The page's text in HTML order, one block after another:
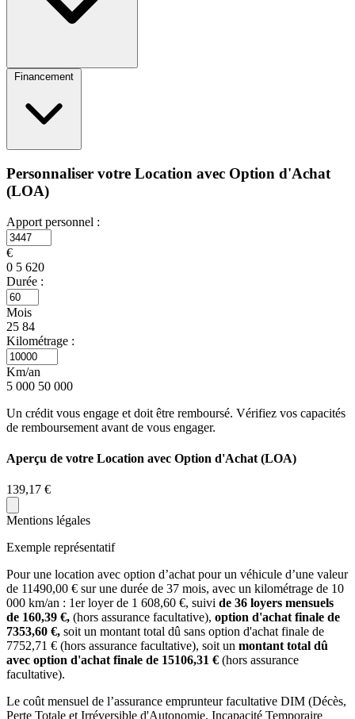
Financement
Personnaliser votre Location avec Option d'Achat
(LOA)
Apport personnel :
€
0 5 620
Durée :
Mois
25 84
Kilométrage :
Km/an
5 000 50 000
Un crédit vous engage et doit être remboursé. Vérifiez vos capacités
de remboursement avant de vous engager.
Aperçu de votre Location avec Option d'Achat (LOA)
139,17 €
Mentions légales
Exemple représentatif
Pour une location avec option d’achat pour un véhicule d’une valeur
de 11490,00 € sur une durée de 37 mois, avec un kilométrage de 10
000 km/an : 1er loyer de 1 608,60 €, suivi de 36 loyers mensuels
de 160,39 €, (hors assurance facultative), option d'achat finale de
7353,60 €, soit un montant total dû sans option d'achat finale de
7752,71 € (hors assurance facultative), soit un montant total dû
avec option d'achat finale de 15106,31 € (hors assurance
facultative).
Le coût mensuel de l’assurance emprunteur facultative DIM (Décès,
Perte Totale et Irréversible d'Autonomie, Incapacité Temporaire